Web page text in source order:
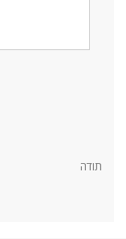
תודה